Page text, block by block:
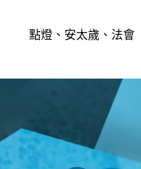
點燈、安太歲、法會